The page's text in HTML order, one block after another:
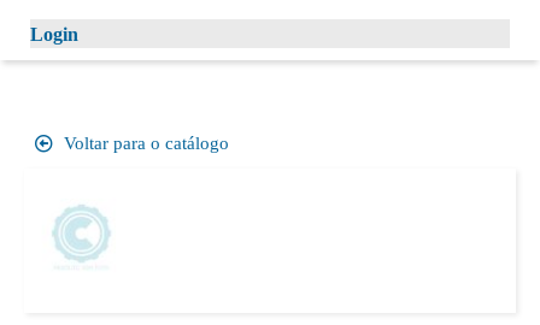
Login
Voltar para o catálogo